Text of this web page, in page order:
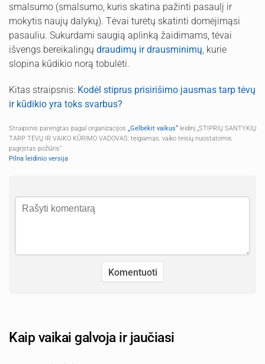
smalsumo (smalsumo, kuris skatina pažinti pasaulį ir
mokytis naujų dalykų). Tėvai turėtų skatinti domėjimąsi
pasauliu. Sukurdami saugią aplinką žaidimams, tėvai
išvengs bereikalingų draudimų ir drausminimų , kurie
slopina kūdikio norą tobulėti.
Kitas straipsnis: Kodėl stiprus prisirišimo jausmas tarp tėvų
ir kūdikio yra toks svarbus?
Straipsnis parengtas pagal organizacijos „Gelbėkit vaikus“ leidinį „STIPRIŲ SANTYKIŲ
TARP TĖVŲ IR VAIKO KŪRIMO VADOVAS: teigiamas, vaiko teisių nuostatomis
pagrįstas požiūris“
Pilna leidinio versija
Kaip vaikai galvoja ir jaučiasi